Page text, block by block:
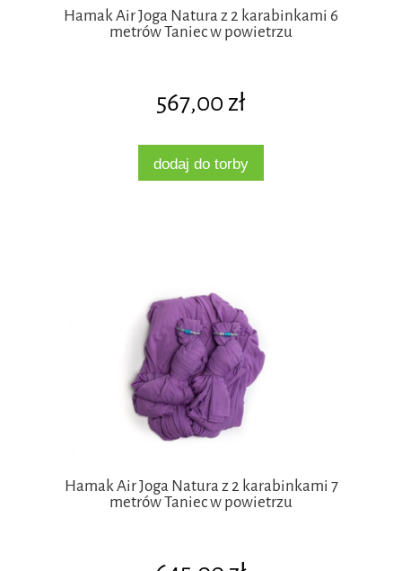
Hamak Air Joga Natura z 2 karabinkami 6
metrów Taniec w powietrzu
567,00 zł
dodaj do torby
Hamak Air Joga Natura z 2 karabinkami 7
metrów Taniec w powietrzu